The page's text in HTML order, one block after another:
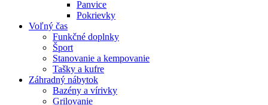
Panvice
Pokrievky
Voľný čas
Funkčné doplnky
Šport
Stanovanie a kempovanie
Tašky a kufre
Záhradný nábytok
Bazény a vírivky
Grilovanie